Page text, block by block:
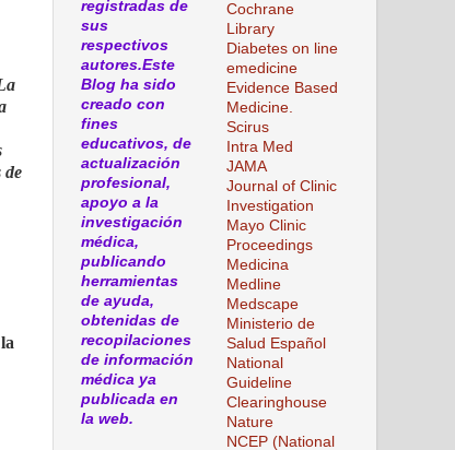
de
registradas de
sus
respectivos
autores.Este
Blog ha sido
creado con
fines
educativos, de
actualización
profesional,
apoyo a la
investigación
médica,
publicando
herramientas
de ayuda,
obtenidas de
recopilaciones
de información
médica ya
publicada en
la web.
Cochrane
Library
Diabetes on line
emedicine
Evidence Based
Medicine.
Scirus
Intra Med
JAMA
Journal of Clinic
Investigation
Mayo Clinic
Proceedings
Medicina
Medline
Medscape
Ministerio de
Salud Español
National
Guideline
Clearinghouse
Nature
NCEP (National